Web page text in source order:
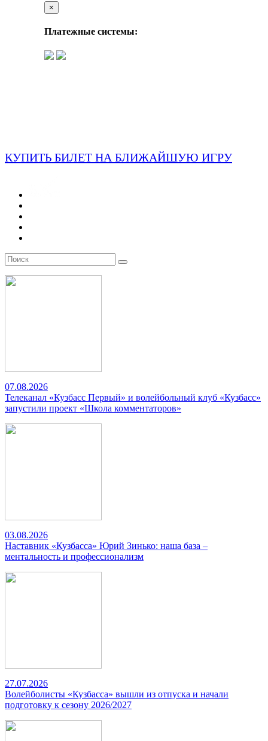
×
Платежные системы:
КУПИТЬ БИЛЕТ НА БЛИЖАЙШУЮ ИГРУ
07.08.2026
Телеканал «Кузбасс Первый» и волейбольный клуб «Кузбасс»
запустили проект «Школа комментаторов»
03.08.2026
Наставник «Кузбасса» Юрий Зинько: наша база –
ментальность и профессионализм
27.07.2026
Волейболисты «Кузбасса» вышли из отпуска и начали
подготовку к сезону 2026/2027